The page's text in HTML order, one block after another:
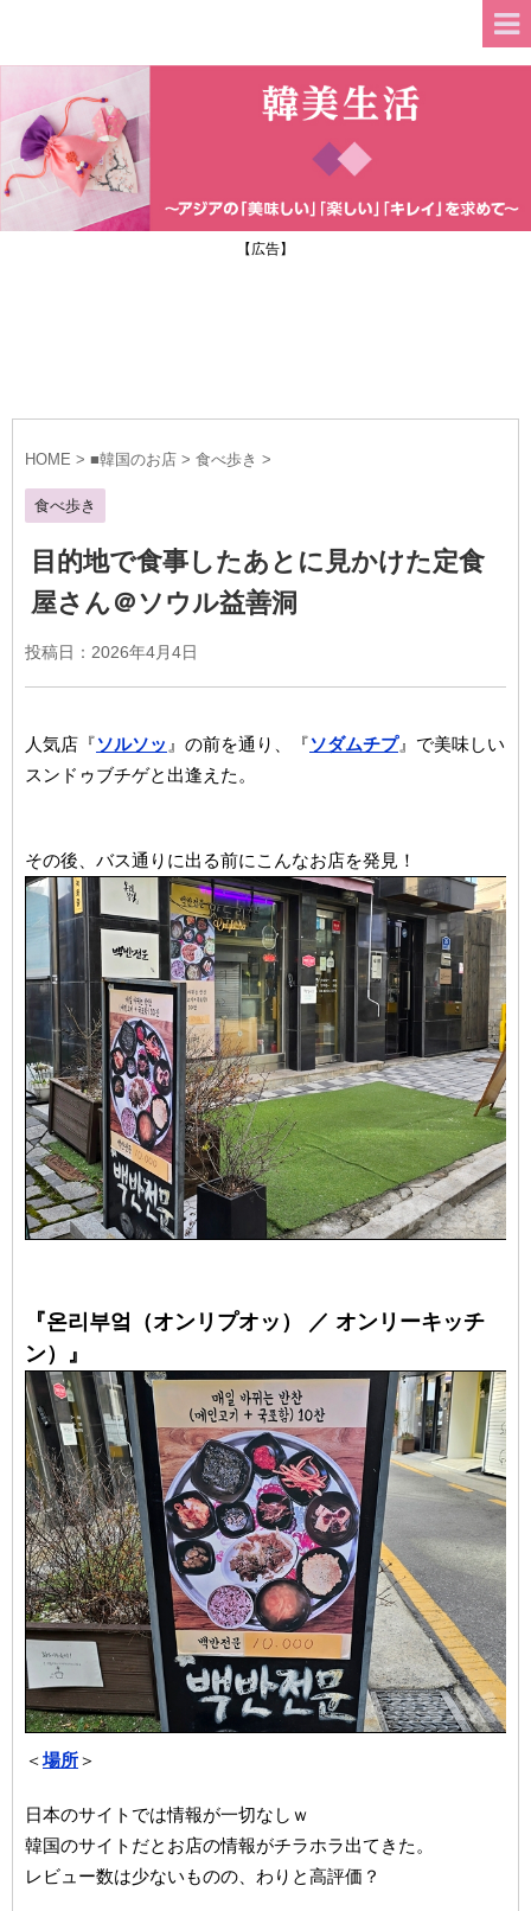
【広告】
HOME > ■韓国のお店 > 食べ歩き >
食べ歩き
目的地で食事したあとに見かけた定食
屋さん＠ソウル益善洞
投稿日： 2026年4月4日
人気店『ソルソッ 』の前を通り、『ソダムチプ』で美味しい
スンドゥブチゲと出逢えた。
その後、バス通りに出る前にこんなお店を発見！
『온리부엌（オンリプオッ） ／ オンリーキッチ
ン）』
＜場所＞
日本のサイトでは情報が一切なしｗ
韓国のサイトだとお店の情報がチラホラ出てきた。
レビュー数は少ないものの、わりと高評価？